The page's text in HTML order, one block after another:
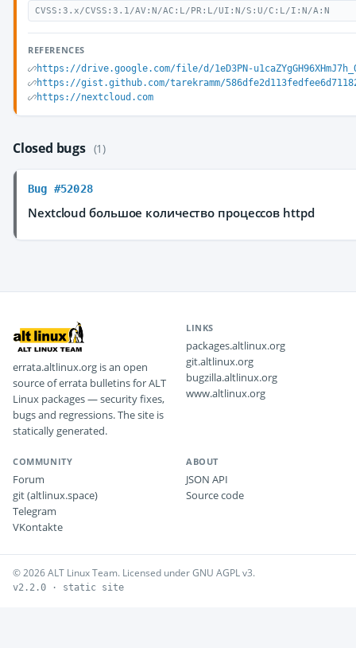
CVSS:3.x/CVSS:3.1/AV:N/AC:L/PR:L/UI:N/S:U/C:L/I:N/A:N
REFERENCES
https://drive.google.com/file/d/1eD3PN-
https://gist.github.com/tarekramm/
https://nextcloud.com
Closed bugs (1)
Bug #52028
Nextcloud большое количество процессов httpd
errata.altlinux.org is an open
source of errata bulletins for ALT
Linux packages — security fixes,
bugs and regressions. The site is
statically generated.
LINKS
packages.altlinux.org
git.altlinux.org
bugzilla.altlinux.org
www.altlinux.org
COMMUNITY
Forum
git (altlinux.space)
Telegram
VKontakte
ABOUT
JSON API
Source code
© 2026 ALT Linux Team. Licensed under GNU AGPL v3.
v2.2.0 · static site